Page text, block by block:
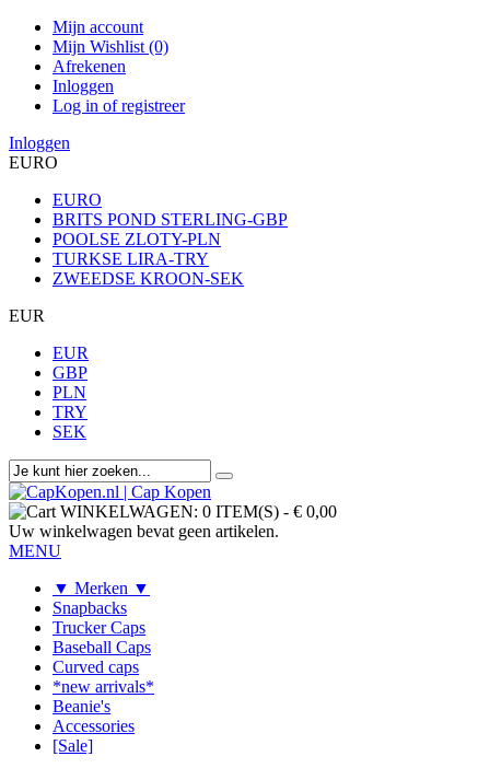
Mijn account
Mijn Wishlist (0)
Afrekenen
Inloggen
Log in of registreer
Inloggen
EURO
EURO
BRITS POND STERLING-GBP
POOLSE ZLOTY-PLN
TURKSE LIRA-TRY
ZWEEDSE KROON-SEK
EUR
EUR
GBP
PLN
TRY
SEK
WINKELWAGEN: 0 ITEM(S) - € 0,00
Uw winkelwagen bevat geen artikelen.
MENU
▼ Merken ▼
Snapbacks
Trucker Caps
Baseball Caps
Curved caps
*new arrivals*
Beanie's
Accessories
[Sale]